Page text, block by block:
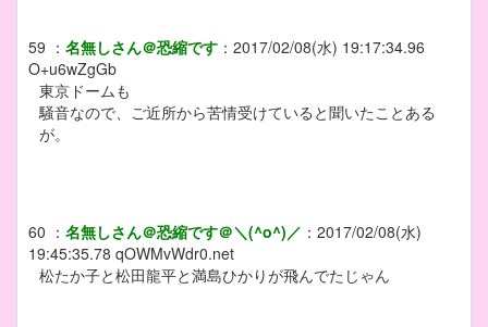
59 ： 名無しさん＠恐縮です ： 2017/02/08(水) 19:17:34.96
O+u6wZgGb
東京ドームも
騒音なので、ご近所から苦情受けていると聞いたことある
が。
60 ： 名無しさん＠恐縮です＠＼(^o^)／ ： 2017/02/08(水)
19:45:35.78 qOWMvWdr0.net
松たか子と松田龍平と満島ひかりが飛んでたじゃん